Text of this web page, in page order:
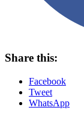
Share this:
Facebook
Tweet
WhatsApp